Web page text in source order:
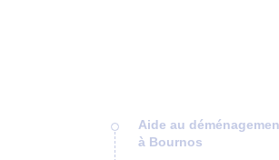
Aide au
à Bournos